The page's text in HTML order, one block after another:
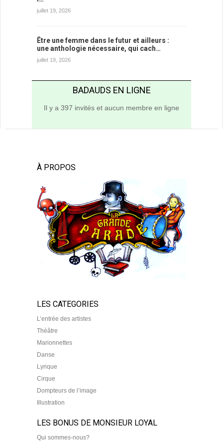
juillet 19, 2026
Être une femme dans le futur et ailleurs :
une anthologie nécessaire, qui cach…
juillet 19, 2026
BADAUDS EN LIGNE
Il y a 397 invités et aucun membre en ligne
À PROPOS
LES CATEGORIES
L’entrée des artistes
Théâtre
Marionnettes
Danse
Lyrique
Cirque
Dompteurs de l’image
Illustration
LES BONUS DE MONSIEUR LOYAL
Qui sommes-nous?